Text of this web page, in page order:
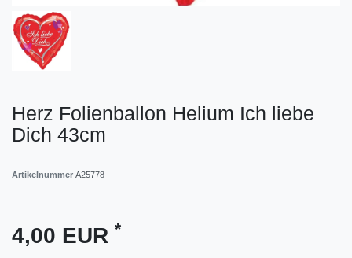
Herz Folienballon Helium Ich liebe
Dich 43cm
Artikelnummer A25778
4,00 EUR *